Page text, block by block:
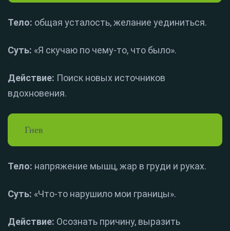
Тело: общая усталость, желание уединиться.
Суть: «Я скучаю по чему-то, что было».
Действие: Поиск новых источников
вдохновения.
Гнев
Тело: напряжение мышц, жар в груди и руках.
Суть: «Что-то нарушило мои границы».
Действие: Осознать причину, выразить